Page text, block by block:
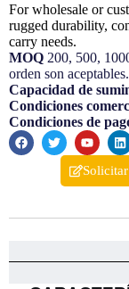
For wholesale or
rugged durability,
carry needs.
MOQ 200, 500,
orden son aceptables.
Capacidad de
Condiciones
Condiciones de